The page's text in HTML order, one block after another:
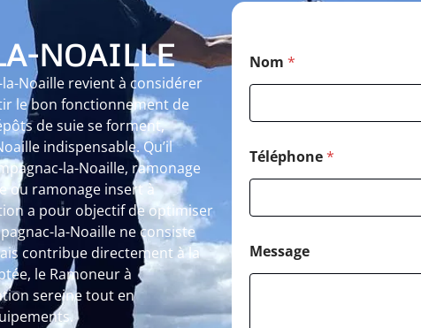
NOAILLE
Noaille revient à considérer
le bon fonctionnement de
de suie se forment,
indispensable. Qu’il
la-Noaille, ramonage
ou ramonage insert à
a pour objectif de optimiser
la-Noaille ne consiste
contribue directement à la
le Ramoneur à
sereine tout en
Nom *
Téléphone*
Message